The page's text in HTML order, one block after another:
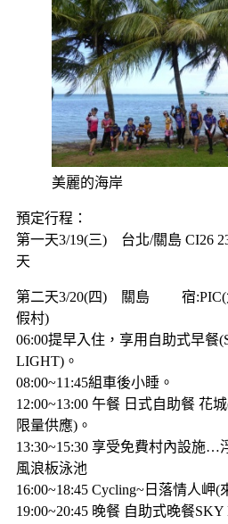
美麗的海岸
預定行程：
第一天3/19(三) 台北/關島 CI26
天
第二天3/20(四) 關島 宿:PIC(
假村)
06:00提早入住，享用自助式早餐
LIGHT)。
08:00~11:45組車後小睡。
12:00~13:00 午餐 日式自助餐 花
限量供應)。
13:30~15:30 享受免費村內設施…
風浪板泳池
16:00~18:45 Cycling~日落情人岬(
19:00~20:45 晚餐 自助式晚餐